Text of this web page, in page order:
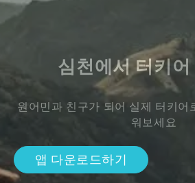
심천에서 터키어
원어민과 친구가 되어 실제 터키어
워보세요
앱 다운로드하기